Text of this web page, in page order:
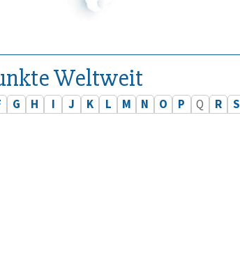
Weltweit
G H I J K L M N O P Q R S